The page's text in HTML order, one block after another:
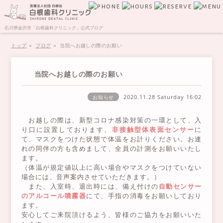
石川県金沢市「白根歯科クリニック」公式ブログ
トップ ブログ 当院へお越しの際のお願い
当院へお越しの際のお願い
お知らせ 2020.11.28 Saturday 16:02
お越しの際は、新型コロナ感染対策の一環として、入
り口に設置しております、 非接触型体表面センサーに
て、マスクをつけた状態で体温をお計りください。お連
れの同伴の方も含めまして、全員の計測をお願いいたし
ます。
（体温が規定値以上に高い場合やマスクをつけていない
場合には、音声案内させていただきます。）
また、入室時、退出時には、備え付けの自動センサー
のアルコール噴霧器にて、手指の消毒をお願いしており
ます。
安心してご来院頂けるよう、皆様のご協力をお願いいた